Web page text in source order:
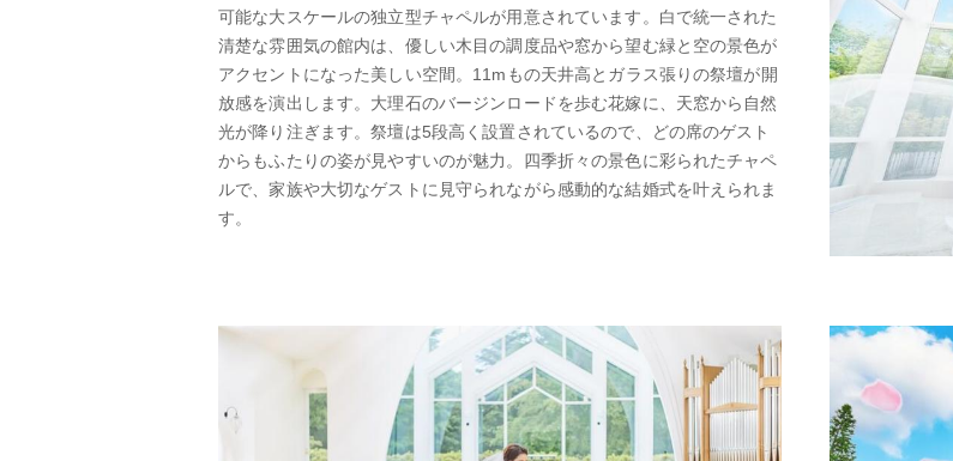
可能な大スケールの独立型チャペルが用意されています。白で統一された
清楚な雰囲気の館内は、優しい木目の調度品や窓から望む緑と空の景色が
アクセントになった美しい空間。11mもの天井高とガラス張りの祭壇が開
放感を演出します。大理石のバージンロードを歩む花嫁に、天窓から自然
光が降り注ぎます。祭壇は5段高く設置されているので、どの席のゲスト
からもふたりの姿が見やすいのが魅力。四季折々の景色に彩られたチャペ
ルで、家族や大切なゲストに見守られながら感動的な結婚式を叶えられま
す。